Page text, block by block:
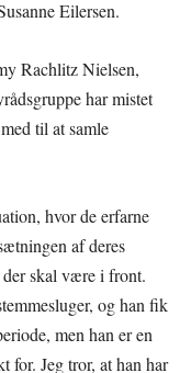
Eilersen.
Rachlitz Nielsen,
har mistet
til at samle
hvor de erfarne
af deres
der skal være i front.
og han fik
men han er en
for. Jeg tror, at han har